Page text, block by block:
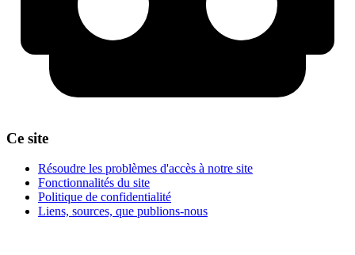
Ce site
Résoudre les problèmes d'accès à notre site
Fonctionnalités du site
Politique de confidentialité
Liens, sources, que publions-nous